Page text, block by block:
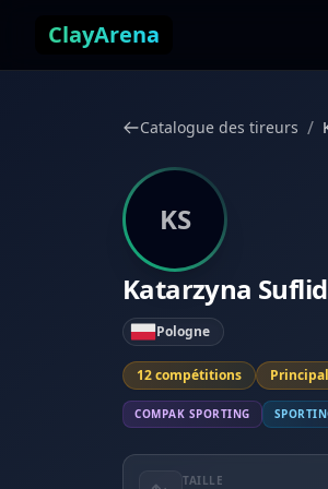
ClayArena
Catalogue des tireurs /
KS
Katarzyna
Pologne
12 compétitions
COMPAK SPORTING
TAILLE